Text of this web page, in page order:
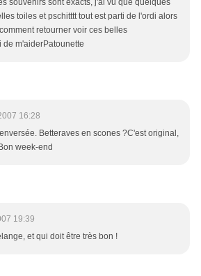
toiles et pschitttt tout est parti de l'ordi alors
retourner voir ces belles
de m'aiderPatounette
16:28
Betteraves en scones ?C'est original,
week-end
19:39
et qui doit être très bon !